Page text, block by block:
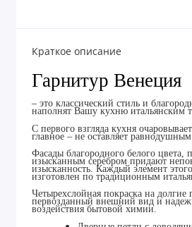
Краткое описание
Гарнитур Венеция
– это классический стиль и
наполнят Вашу кухню итальянским
С первого взгляда кухня
главное – не оставляет
Фасады благородного белого цвета,
изысканным серебром придают
изысканность. Каждый элемент
изготовлен по традиционным
Четырехслойная покраска на долгие
первозданный внешний вид и
воздействия бытовой химии.